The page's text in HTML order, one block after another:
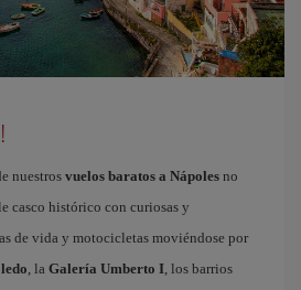
nuestros vuelos baratos a Nápoles no
casco histórico con curiosas y
de vida y motocicletas moviéndose por
, la Galería Umberto I, los barrios